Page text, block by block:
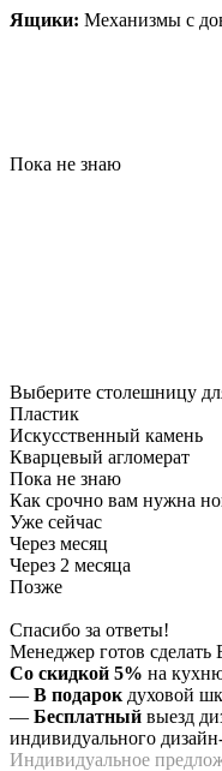
Ящики: Механизмы с
Пока не знаю
Выберите столешницу
Пластик
Искусственный камень
Кварцевый агломерат
Пока не знаю
Как срочно вам нужна
Уже сейчас
Через месяц
Через 2 месяца
Позже
Спасибо за ответы!
Менеджер готов сделать
Со скидкой 5% на
— В подарок духовой
— Бесплатный выезд
индивидуального
Индивидуальное